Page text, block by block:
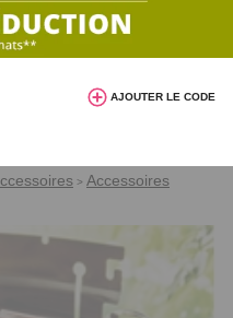
AJOUTER LE CODE
> Accessoires